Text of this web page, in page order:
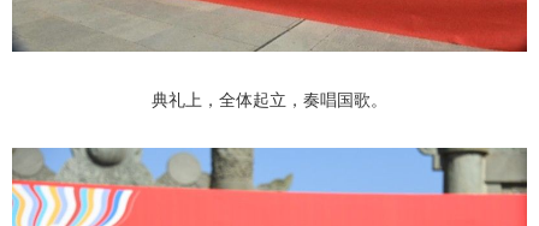
典礼上，全体起立，奏唱国歌。